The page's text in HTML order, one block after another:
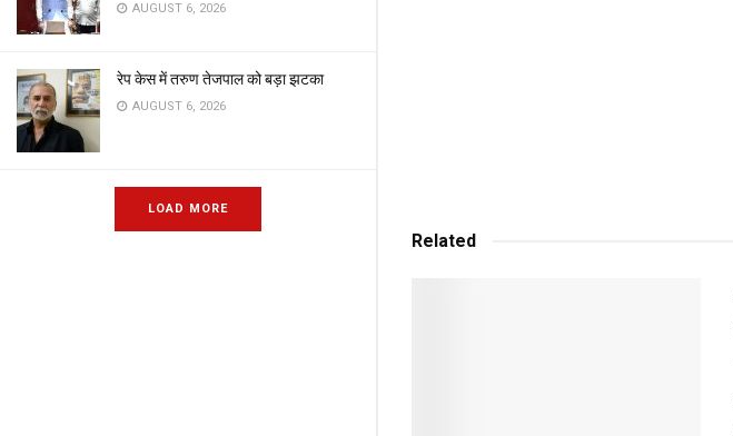
AUGUST 6, 2026
रेप केस में तरुण तेजपाल को बड़ा झटका
AUGUST 6, 2026
LOAD MORE
Related